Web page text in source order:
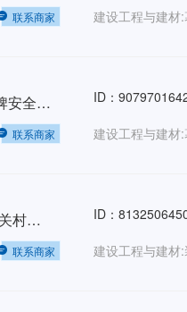
联系商家 建设工程与建材
普天大厦户外广告牌安全鉴定
联系商家
ID：
建设工程与建材
广告牌安全检测-中关村创业大街
联系商家
ID：
建设工程与建材